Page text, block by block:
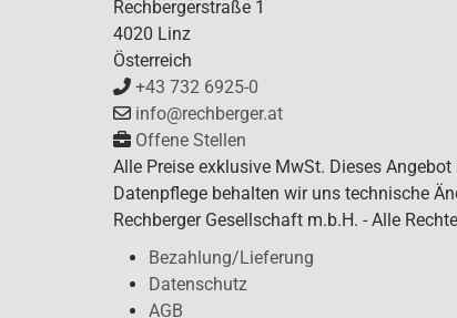
Rechbergerstraße 1
4020 Linz
Österreich
+43 732 6925-0
info@rechberger.at
Offene Stellen
Alle Preise exklusive MwSt. Dieses
Datenpflege behalten wir uns technische
Rechberger Gesellschaft m.b.H. - Alle
Bezahlung/Lieferung
Datenschutz
AGB